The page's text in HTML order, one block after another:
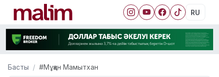
RU
Басты #Мұқан Мамытхан